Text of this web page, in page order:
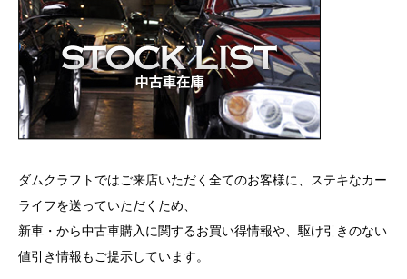
ダムクラフトではご来店いただく全てのお客様に、ステキなカー
ライフを送っていただくため、
新車・から中古車購入に関するお買い得情報や、駆け引きのない
値引き情報もご提示しています。